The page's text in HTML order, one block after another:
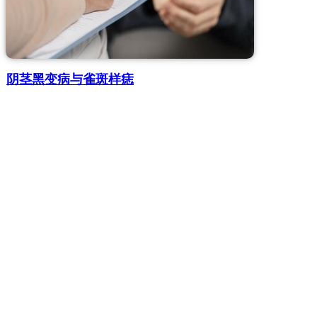
阴茎黑变病与雀斑样痣